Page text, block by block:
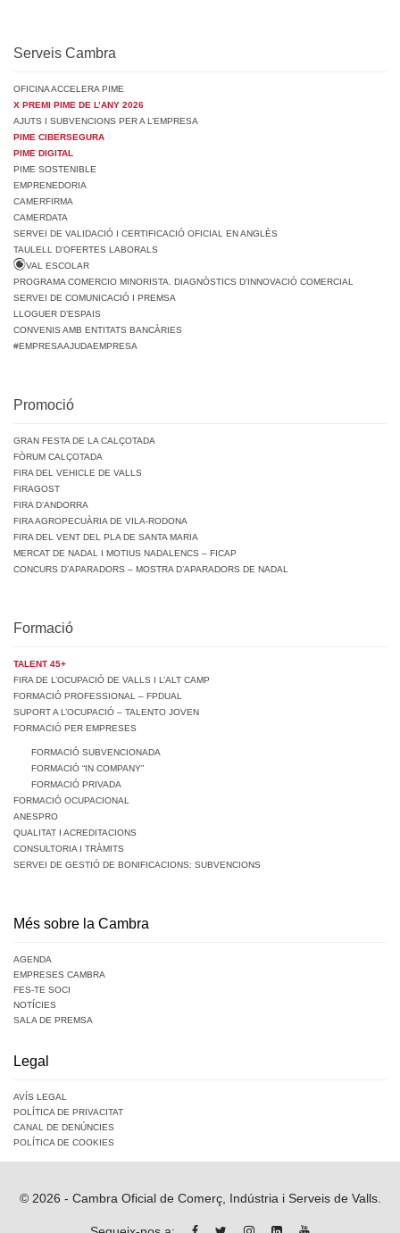
Serveis Cambra
OFICINA ACCELERA PIME
X PREMI PIME DE L’ANY 2026
AJUTS I SUBVENCIONS PER A L’EMPRESA
PIME CIBERSEGURA
PIME DIGITAL
PIME SOSTENIBLE
EMPRENEDORIA
CAMERFIRMA
CAMERDATA
SERVEI DE VALIDACIÓ I CERTIFICACIÓ OFICIAL EN ANGLÈS
TAULELL D’OFERTES LABORALS
VAL ESCOLAR
PROGRAMA COMERCIO MINORISTA. DIAGNÒSTICS D’INNOVACIÓ COMERCIAL
SERVEI DE COMUNICACIÓ I PREMSA
LLOGUER D’ESPAIS
CONVENIS AMB ENTITATS BANCÀRIES
#EMPRESAAJUDAEMPRESA
Promoció
GRAN FESTA DE LA CALÇOTADA
FÒRUM CALÇOTADA
FIRA DEL VEHICLE DE VALLS
FIRAGOST
FIRA D’ANDORRA
FIRA AGROPECUÀRIA DE VILA-RODONA
FIRA DEL VENT DEL PLA DE SANTA MARIA
MERCAT DE NADAL I MOTIUS NADALENCS – FICAP
CONCURS D’APARADORS – MOSTRA D’APARADORS DE NADAL
Formació
TALENT 45+
FIRA DE L’OCUPACIÓ DE VALLS I L’ALT CAMP
FORMACIÓ PROFESSIONAL – FPDUAL
SUPORT A L’OCUPACIÓ – TALENTO JOVEN
FORMACIÓ PER EMPRESES
FORMACIÓ SUBVENCIONADA
FORMACIÓ “IN COMPANY”
FORMACIÓ PRIVADA
FORMACIÓ OCUPACIONAL
ANESPRO
QUALITAT I ACREDITACIONS
CONSULTORIA I TRÀMITS
SERVEI DE GESTIÓ DE BONIFICACIONS: SUBVENCIONS
Més sobre la Cambra
AGENDA
EMPRESES CAMBRA
FES-TE SOCI
NOTÍCIES
SALA DE PREMSA
Legal
AVÍS LEGAL
POLÍTICA DE PRIVACITAT
CANAL DE DENÚNCIES
POLÍTICA DE COOKIES
© 2026 - Cambra Oficial de Comerç, Indústria i Serveis de Valls.